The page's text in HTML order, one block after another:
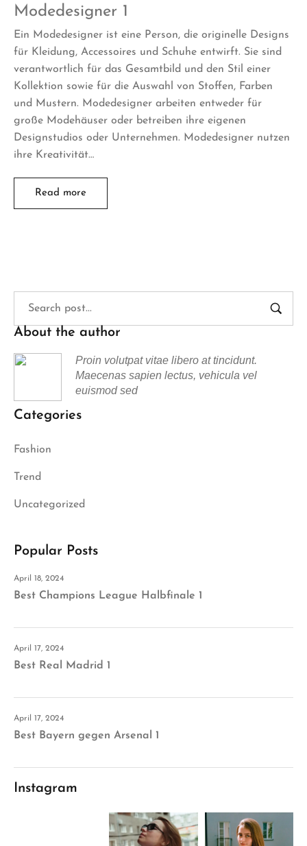
Modedesigner 1
Ein Modedesigner ist eine Person, die originelle Designs
für Kleidung, Accessoires und Schuhe entwirft. Sie sind
verantwortlich für das Gesamtbild und den Stil einer
Kollektion sowie für die Auswahl von Stoffen, Farben
und Mustern. Modedesigner arbeiten entweder für
große Modehäuser oder betreiben ihre eigenen
Designstudios oder Unternehmen. Modedesigner nutzen
ihre Kreativität…
Read more
About the author
Proin volutpat vitae libero at tincidunt.
Maecenas sapien lectus, vehicula vel
euismod sed
Categories
Fashion
Trend
Uncategorized
Popular Posts
April 18, 2024
Best Champions League Halbfinale 1
April 17, 2024
Best Real Madrid 1
April 17, 2024
Best Bayern gegen Arsenal 1
Instagram